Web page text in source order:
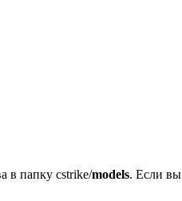
в папку cstrike/models. Если